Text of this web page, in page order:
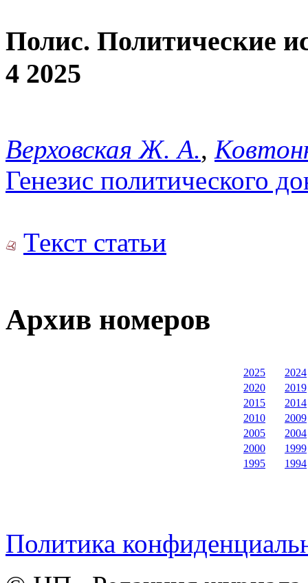
Полис. Политические
4 2025
Верховская Ж. А.,
Генезис политического
Текст статьи
Архив номеров
2025
2024
2020
2019
2015
2014
2010
2009
2005
2004
2000
1999
1995
1994
Политика